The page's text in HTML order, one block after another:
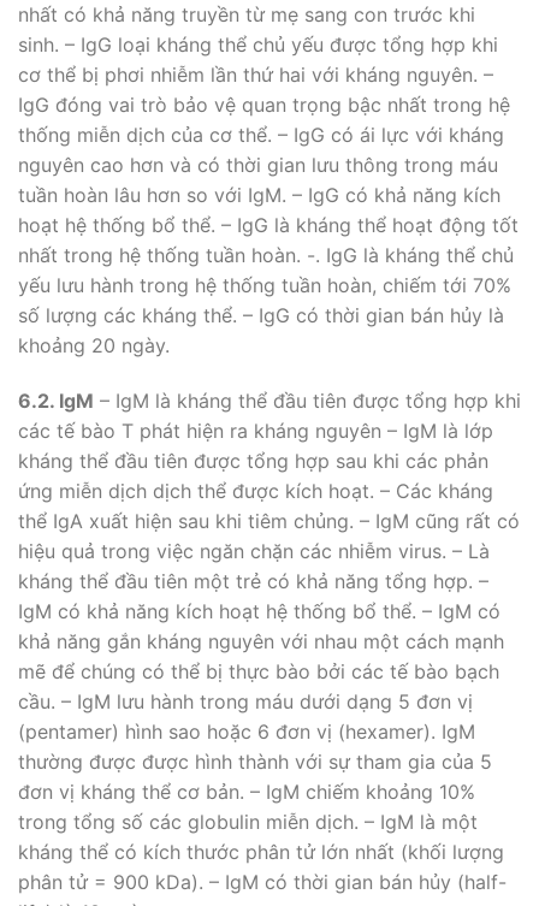
nhất có khả năng truyền từ mẹ sang con trước khi
sinh. – IgG loại kháng thể chủ yếu được tổng hợp khi
cơ thể bị phơi nhiễm lần thứ hai với kháng nguyên. –
IgG đóng vai trò bảo vệ quan trọng bậc nhất trong hệ
thống miễn dịch của cơ thể. – IgG có ái lực với kháng
nguyên cao hơn và có thời gian lưu thông trong máu
tuần hoàn lâu hơn so với IgM. – IgG có khả năng kích
hoạt hệ thống bổ thể. – IgG là kháng thể hoạt động tốt
nhất trong hệ thống tuần hoàn. -. IgG là kháng thể chủ
yếu lưu hành trong hệ thống tuần hoàn, chiếm tới 70%
số lượng các kháng thể. – IgG có thời gian bán hủy là
khoảng 20 ngày.
6.2. IgM – IgM là kháng thể đầu tiên được tổng hợp khi
các tế bào T phát hiện ra kháng nguyên – IgM là lớp
kháng thể đầu tiên được tổng hợp sau khi các phản
ứng miễn dịch dịch thể được kích hoạt. – Các kháng
thể IgA xuất hiện sau khi tiêm chủng. – IgM cũng rất có
hiệu quả trong việc ngăn chặn các nhiễm virus. – Là
kháng thể đầu tiên một trẻ có khả năng tổng hợp. –
IgM có khả năng kích hoạt hệ thống bổ thể. – IgM có
khả năng gắn kháng nguyên với nhau một cách mạnh
mẽ để chúng có thể bị thực bào bởi các tế bào bạch
cầu. – IgM lưu hành trong máu dưới dạng 5 đơn vị
(pentamer) hình sao hoặc 6 đơn vị (hexamer). IgM
thường được được hình thành với sự tham gia của 5
đơn vị kháng thể cơ bản. – IgM chiếm khoảng 10%
trong tổng số các globulin miễn dịch. – IgM là một
kháng thể có kích thước phân tử lớn nhất (khối lượng
phân tử = 900 kDa). – IgM có thời gian bán hủy (half-